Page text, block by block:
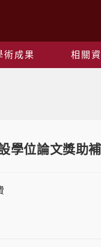
術成果 相關
學位論文獎助